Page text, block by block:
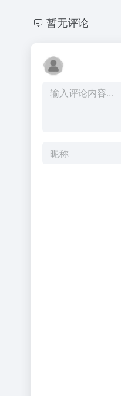
暂无评论